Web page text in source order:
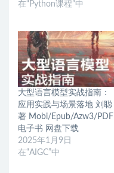
在“Python课程”中
大型语言模型实战指南：
应用实践与场景落地 刘聪
著 Mobi/Epub/Azw3/PDF
电子书 网盘下载
2025年1月9日
在“AIGC”中